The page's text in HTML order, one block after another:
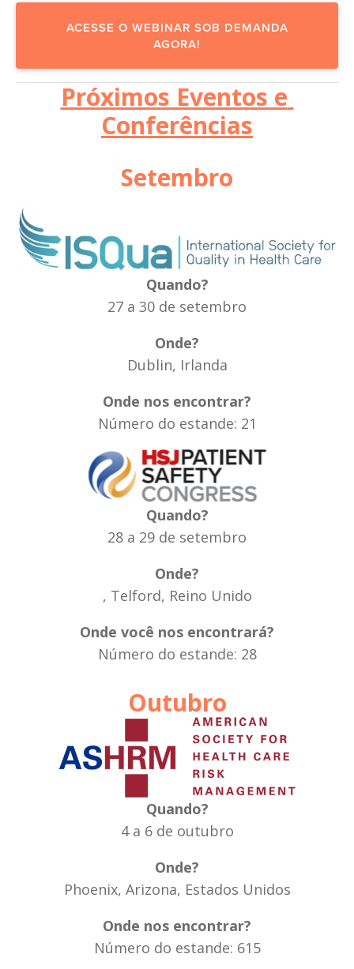
ACESSE O WEBINAR SOB DEMANDA
AGORA!
Próximos Eventos e
Conferências
Setembro
Quando?
27 a 30 de setembro
Onde?
Dublin, Irlanda
Onde nos encontrar?
Número do estande: 21
Quando?
28 a 29 de setembro
Onde?
, Telford, Reino Unido
Onde você nos encontrará?
Número do estande: 28
Outubro
Quando?
4 a 6 de outubro
Onde?
Phoenix, Arizona, Estados Unidos
Onde nos encontrar?
Número do estande: 615